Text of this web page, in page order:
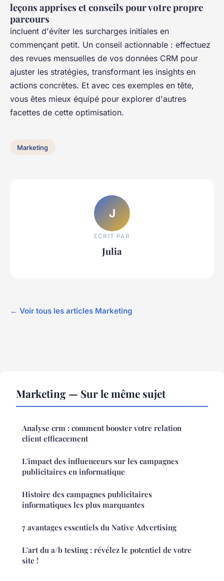
leçons apprises et conseils pour votre propre
parcours
incluent d'éviter les surcharges initiales en
commençant petit. Un conseil actionnable : effectuez
des revues mensuelles de vos données CRM pour
ajuster les stratégies, transformant les insights en
actions concrètes. Et avec ces exemples en tête,
vous êtes mieux équipé pour explorer d'autres
facettes de cette optimisation.
Marketing
J
ECRIT PAR
Julia
← Voir tous les articles Marketing
Marketing — Sur le même sujet
Analyse crm : comment booster votre relation
client efficacement
L'impact des influenceurs sur les campagnes
publicitaires en informatique
Histoire des campagnes publicitaires
informatiques les plus marquantes
7 avantages essentiels du Native Advertising
L'art du a/b testing : révélez le potentiel de votre
site !